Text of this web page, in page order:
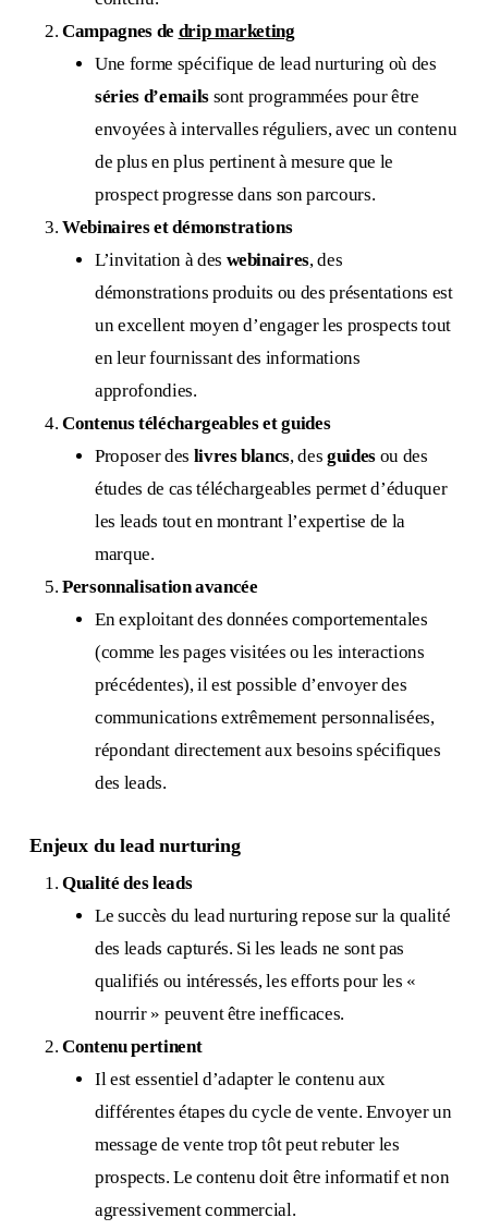
Campagnes de drip marketing
Une forme spécifique de lead nurturing où des
séries d’emailssont programmées pour être
envoyées à intervalles réguliers, avec un contenu
de plus en plus pertinent à mesure que le
prospect progresse dans son parcours.
Webinaires et démonstrations
L’invitation à des webinaires, des
démonstrations produits ou des présentations est
un excellent moyen d’engager les prospects tout
en leur fournissant des informations
approfondies.
Contenus téléchargeables et guides
Proposer des livres blancs, desguides ou des
études de cas téléchargeables permet d’éduquer
les leads tout en montrant l’expertise de la
marque.
Personnalisation avancée
En exploitant des données comportementales
(comme les pages visitées ou les interactions
précédentes), il est possible d’envoyer des
communications extrêmement personnalisées,
répondant directement aux besoins spécifiques
des leads.
Enjeux du lead nurturing
Qualité des leads
Le succès du lead nurturing repose sur la qualité
des leads capturés. Si les leads ne sont pas
qualifiés ou intéressés, les efforts pour les «
nourrir » peuvent être inefficaces.
Contenu pertinent
Il est essentiel d’adapter le contenu aux
différentes étapes du cycle de vente. Envoyer un
message de vente trop tôt peut rebuter les
prospects. Le contenu doit être informatif et non
agressivement commercial.